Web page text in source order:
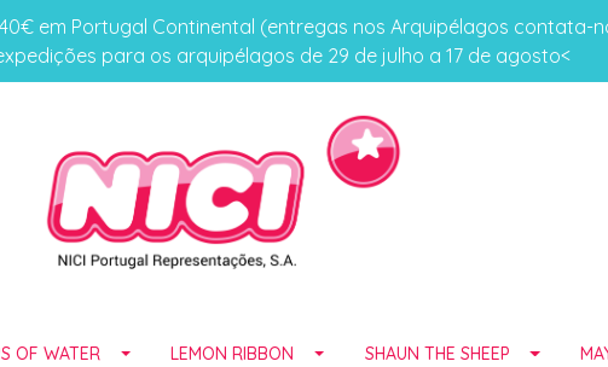
em Portugal Continental (entregas nos Arquipélagos
para os arquipélagos de 29 de julho a 17 de agosto<
OF WATER LEMON RIBBON SHAUN THE SHEEP